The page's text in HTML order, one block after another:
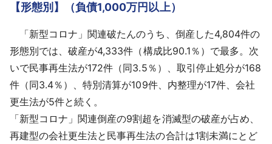
【形態別】（負債1,000万円以上）
「新型コロナ」関連破たんのうち、倒産した4,804件の
形態別では、破産が4,333件（構成比90.1％）で最多。次
いで民事再生法が172件（同3.5％）、取引停止処分が168
件（同3.4％）、特別清算が109件、内整理が17件、会社
更生法が5件と続く。
「新型コロナ」関連倒産の9割超を消滅型の破産が占め、
再建型の会社更生法と民事再生法の合計は1割未満にとど